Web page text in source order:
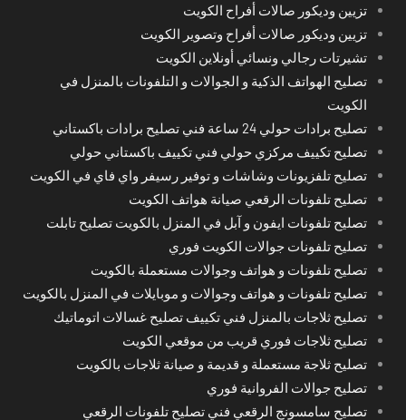
تزيين وديكور صالات أفراح الكويت
تزيين وديكور صالات أفراح وتصوير الكويت
تشيرتات رجالي ونسائي أونلاين الكويت
تصليح الهواتف الذكية و الجوالات و التلفونات بالمنزل في
الكويت
تصليح برادات حولي 24 ساعة فني تصليح برادات باكستاني
تصليح تكييف مركزي حولي فني تكييف باكستاني حولي
تصليح تلفزيونات وشاشات و توفير رسيفر واي فاي في الكويت
تصليح تلفونات الرقعي صيانة هواتف الكويت
تصليح تلفونات ايفون و آبل في المنزل بالكويت تصليح تابلت
تصليح تلفونات جوالات الكويت فوري
تصليح تلفونات و هواتف وجوالات مستعملة بالكويت
تصليح تلفونات و هواتف وجوالات و موبايلات في المنزل بالكويت
تصليح ثلاجات بالمنزل فني تكييف تصليح غسالات اتوماتيك
تصليح ثلاجات فوري قريب من موقعي الكويت
تصليح ثلاجة مستعملة و قديمة و صيانة ثلاجات بالكويت
تصليح جوالات الفروانية فوري
تصليح سامسونج الرقعي فني تصليح تلفونات الرقعي